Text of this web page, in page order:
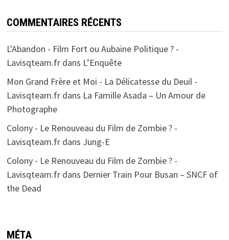
COMMENTAIRES RÉCENTS
L'Abandon - Film Fort ou Aubaine Politique ? -
Lavisqteam.frdans L’Enquête
Mon Grand Frère et Moi - La Délicatesse du Deuil -
Lavisqteam.frdans La Famille Asada – Un Amour de
Photographe
Colony - Le Renouveau du Film de Zombie ? -
Lavisqteam.frdans Jung-E
Colony - Le Renouveau du Film de Zombie ? -
Lavisqteam.frdans Dernier Train Pour Busan – SNCF of
the Dead
MÉTA